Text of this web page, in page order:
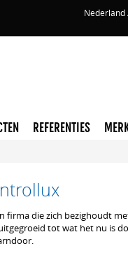
Nederland
REFERENTIES
firma die zich bezighoudt
tot wat het nu is